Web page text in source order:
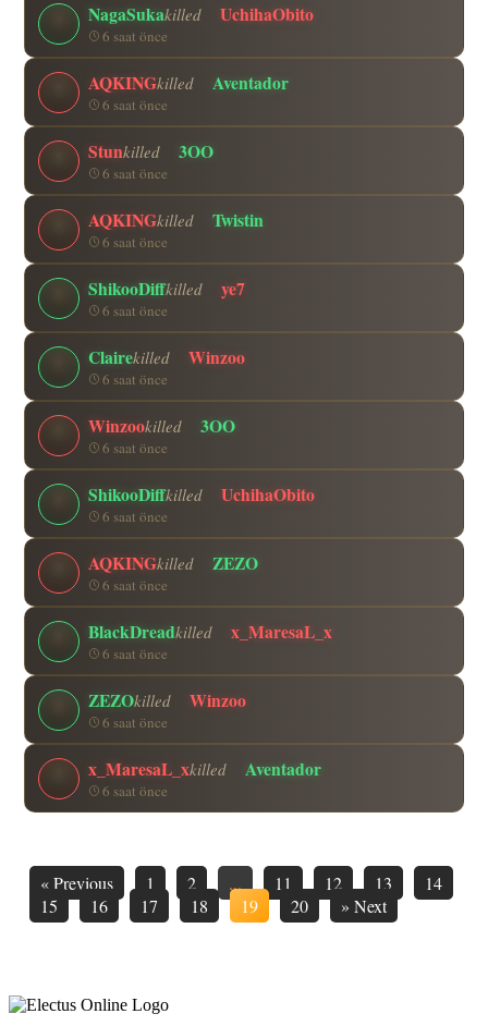
NagaSukakilled UchihaObito
6 saat önce
AQKINGkilled Aventador
6 saat önce
Stunkilled 3OO
6 saat önce
AQKINGkilled Twistin
6 saat önce
ShikooDiffkilled ye7
6 saat önce
Clairekilled Winzoo
6 saat önce
Winzookilled 3OO
6 saat önce
ShikooDiffkilled UchihaObito
6 saat önce
AQKINGkilled ZEZO
6 saat önce
BlackDreadkilled x_MaresaL_x
6 saat önce
ZEZOkilled Winzoo
6 saat önce
x_MaresaL_xkilled Aventador
6 saat önce
«Previous 1 2 ... 11 12 13
14
15
16 17 18 19 20 » Next